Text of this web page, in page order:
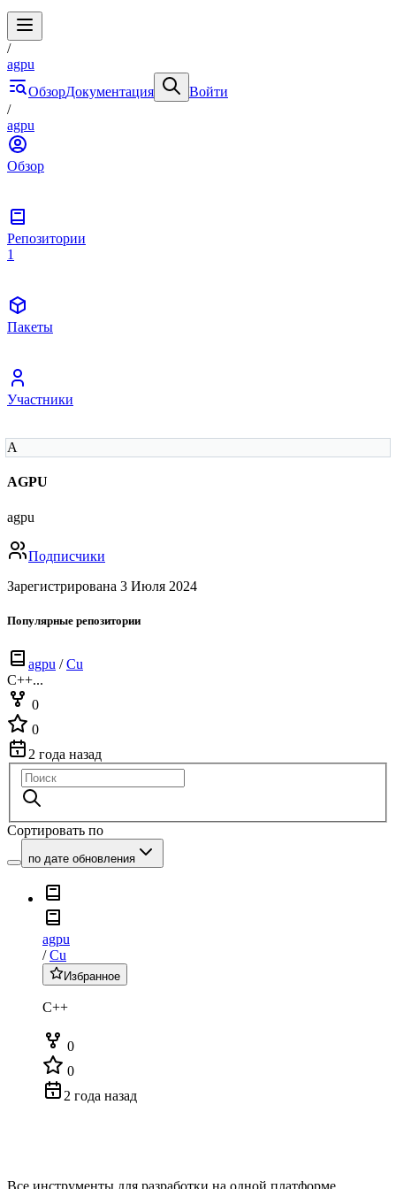
/
agpu
ОбзорДокументация
Войти
/
agpu
Обзор
Репозитории
1
Пакеты
Участники
A
AGPU
agpu
Подписчики
Зарегистрирована 3 Июля 2024
Популярные репозитории
agpu /Cu
C++...
0
0
2 года назад
Сортировать по
по дате обновления
agpu
/Cu
Избранное
C++
0
0
2 года назад